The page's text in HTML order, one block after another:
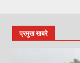
प्रमुख खबरे